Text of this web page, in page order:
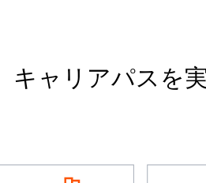
キャリアパスを